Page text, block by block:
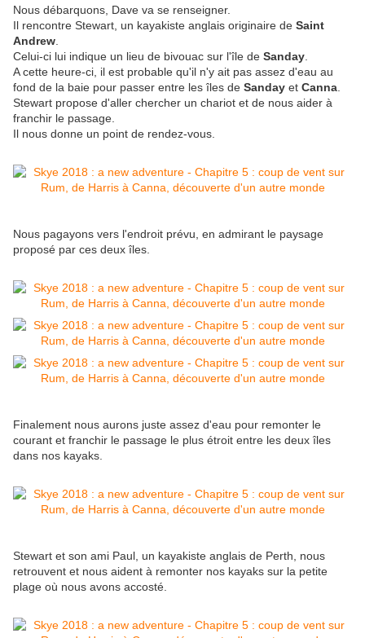
Nous débarquons, Dave va se renseigner.
Il rencontre Stewart, un kayakiste anglais originaire de Saint
Andrew
Celui-ci lui indique un lieu de bivouac sur l'île de Sanday
A cette heure-ci, il est probable qu'il n'y ait pas assez d'eau au
fond de la baie pour passer entre les îles de Sanday et Canna
Stewart propose d'aller chercher un chariot et de nous aider à
franchir le passage.
Il nous donne un point de rendez-vous.
Nous pagayons vers l'endroit prévu, en admirant le paysage
proposé par ces deux îles.
Finalement nous aurons juste assez d'eau pour remonter le
courant et franchir le passage le plus étroit entre les deux îles
dans nos kayaks.
Stewart et son ami Paul, un kayakiste anglais de Perth, nous
retrouvent et nous aident à remonter nos kayaks sur la petite
plage où nous avons accosté.